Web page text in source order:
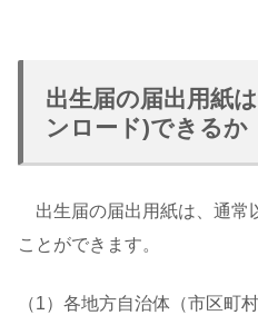
出生届の届出用紙
ンロード)できるか
出生届の届出用紙は、通常
ことができます。
（1）各地方自治体（市区町